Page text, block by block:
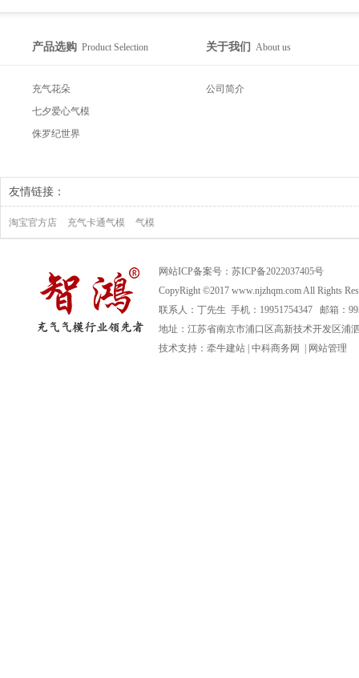
产品选购 Product Selection
充气花朵
七夕爱心气模
侏罗纪世界
关于我们 About us
公司简介
友情链接：
淘宝官方店 充气卡通气模 气模
网站ICP备案号： 苏ICP备2022037405号
CopyRight ©2017 www.njzhqm.com All Rights
联系人：丁先生 手机：19951754347 邮箱：
地址：江苏省南京市浦口区高新技术开发区浦
技术支持： 牵牛建站 中科商务网 网站管理